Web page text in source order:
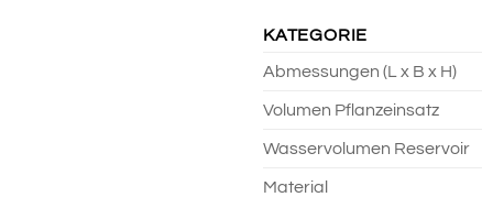
KATEGORIE
Abmessungen (L x B x H)
Volumen Pflanzeinsatz
Wasservolumen Reservoir
Material